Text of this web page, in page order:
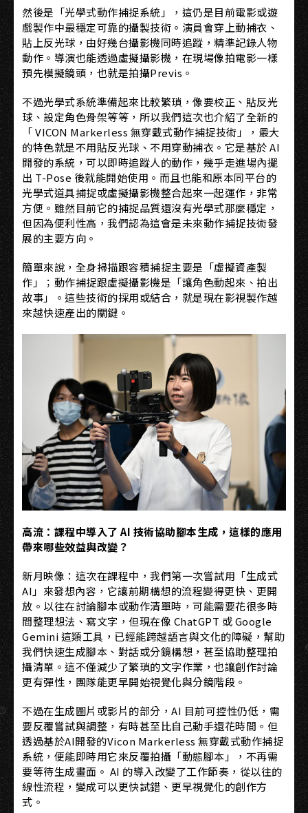
然後是「光學式動作捕捉系統」，這仍是目前電影或遊
戲製作中最穩定可靠的攝製技術。演員會穿上動捕衣、
貼上反光球，由好幾台攝影機同時追蹤，精準記錄人物
動作。導演也能透過虛擬攝影機，在現場像拍電影一樣
預先模擬鏡頭，也就是拍攝Previs。
不過光學式系統準備起來比較繁瑣，像要校正、貼反光
球、設定角色骨架等等，所以我們這次也介紹了全新的
「 VICON Markerless 無穿戴式動作捕捉技術」，最大
的特色就是不用貼反光球、不用穿動捕衣。它是基於 AI
開發的系統，可以即時追蹤人的動作，幾乎走進場內擺
出 T-Pose 後就能開始使用。而且也能和原本同平台的
光學式道具捕捉或虛擬攝影機整合起來一起運作，非常
方便。雖然目前它的捕捉品質還沒有光學式那麼穩定，
但因為便利性高，我們認為這會是未來動作捕捉技術發
展的主要方向。
簡單來說，全身掃描跟容積捕捉主要是「虛擬資產製
作」；動作捕捉跟虛擬攝影機是「讓角色動起來、拍出
故事」。這些技術的採用或結合，就是現在影視製作越
來越快速產出的關鍵。
高流：課程中導入了 AI 技術協助腳本生成，這樣的應用
帶來哪些效益與改變？
新月映像：這次在課程中，我們第一次嘗試用「生成式
AI」來發想內容，它讓前期構想的流程變得更快、更開
放。以往在討論腳本或動作清單時，可能需要花很多時
間整理想法、寫文字，但現在像 ChatGPT 或 Google
Gemini 這類工具，已經能跨越語言與文化的障礙，幫助
我們快速生成腳本、對話或分鏡構想，甚至協助整理拍
攝清單。這不僅減少了繁瑣的文字作業，也讓創作討論
更有彈性，團隊能更早開始視覺化與分鏡階段。
不過在生成圖片或影片的部分，AI 目前可控性仍低，需
要反覆嘗試與調整，有時甚至比自己動手還花時間。但
透過基於AI開發的Vicon Markerless 無穿戴式動作捕捉
系統，便能即時用它來反覆拍攝「動態腳本」，不再需
要等待生成畫面。 AI 的導入改變了工作節奏，從以往的
線性流程，變成可以更快試錯、更早視覺化的創作方
式。